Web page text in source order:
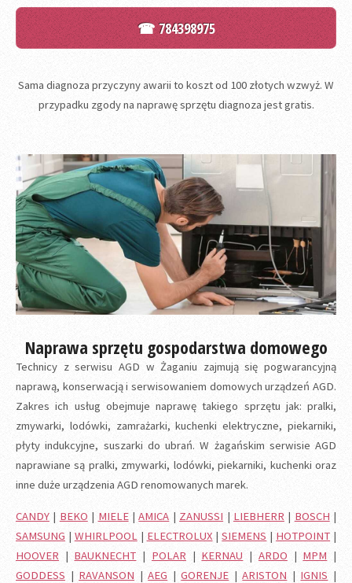
☎ 784398975
Sama diagnoza przyczyny awarii to koszt od 100 złotych wzwyż. W
przypadku zgody na naprawę sprzętu diagnoza jest gratis.
Naprawa sprzętu gospodarstwa domowego
Technicy z serwisu AGD w Żaganiu zajmują się pogwarancyjną
naprawą, konserwacją i serwisowaniem domowych urządzeń AGD.
Zakres ich usług obejmuje naprawę takiego sprzętu jak: pralki,
zmywarki, lodówki, zamrażarki, kuchenki elektryczne, piekarniki,
płyty indukcyjne, suszarki do ubrań. W żagańskim serwisie AGD
naprawiane są pralki, zmywarki, lodówki, piekarniki, kuchenki oraz
inne duże urządzenia AGD renomowanych marek.
CANDY | BEKO | MIELE|AMICA | ZANUSSI | LIEBHERR | BOSCH |
SAMSUNG | WHIRLPOOL| ELECTROLUX |SIEMENS | HOTPOINT |
HOOVER | BAUKNECHT | POLAR | KERNAU | ARDO | MPM |
GODDESS | RAVANSON |AEG |GORENJE |ARISTON | IGNIS |